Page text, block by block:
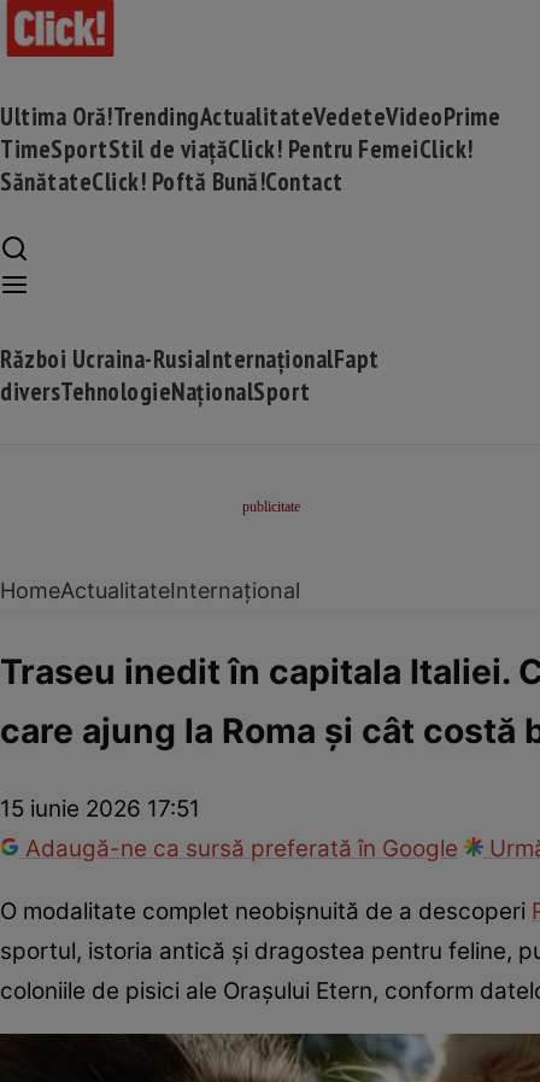
Ultima Oră!TrendingActualitateVedeteVideoPrime
TimeSportStil de viațăClick! Pentru FemeiClick!
SănătateClick! Poftă Bună!Contact
Război Ucraina-RusiaInternaționalFapt
diversTehnologieNaționalSport
HomeActualitateInternațional
Traseu inedit în capitala Italiei.
care ajung la Roma și cât costă
15 iunie 2026 17:51
Adaugă-ne ca sursă preferată în Google
O modalitate complet neobișnuită de a descoperi
sportul, istoria antică și dragostea pentru feline,
coloniile de pisici ale Orașului Etern, conform